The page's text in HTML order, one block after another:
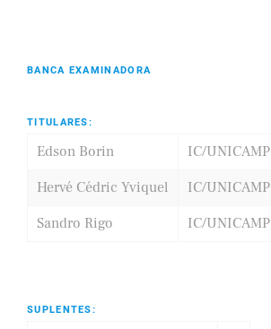
BANCA EXAMINADORA
TITULARES:
Edson Borin
IC/UNICAMP
Hervé Cédric Yviquel
IC/UNICAMP
Sandro Rigo
IC/UNICAMP
SUPLENTES: